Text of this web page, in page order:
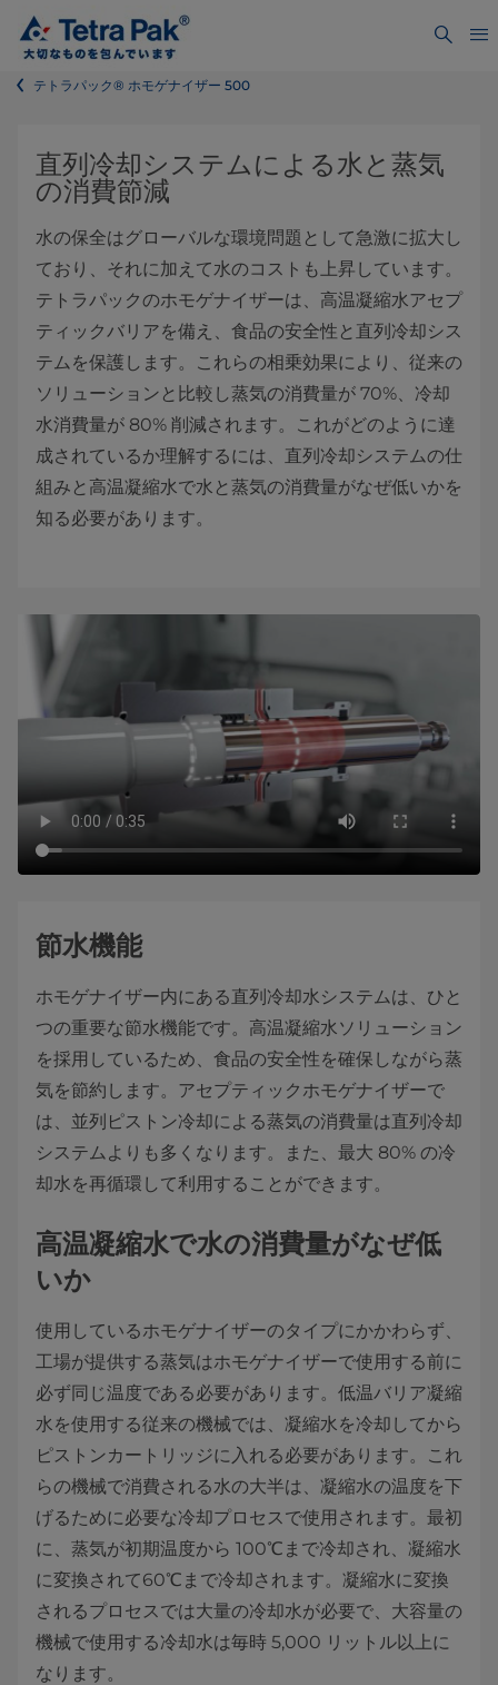
テトラパック® ホモゲナイザー 500
直列冷却システムによる水と蒸気
の消費節減
水の保全はグローバルな環境問題として急激に拡大し
ており、それに加えて水のコストも上昇しています。
テトラパックのホモゲナイザーは、高温凝縮水アセプ
ティックバリアを備え、食品の安全性と直列冷却シス
テムを保護します。これらの相乗効果により、従来の
ソリューションと比較し蒸気の消費量が 70%、冷却
水消費量が 80% 削減されます。これがどのように達
成されているか理解するには、直列冷却システムの仕
組みと高温凝縮水で水と蒸気の消費量がなぜ低いかを
知る必要があります。
節水機能
ホモゲナイザー内にある直列冷却水システムは、ひと
つの重要な節水機能です。高温凝縮水ソリューション
を採用しているため、食品の安全性を確保しながら蒸
気を節約します。アセプティックホモゲナイザーで
は、並列ピストン冷却による蒸気の消費量は直列冷却
システムよりも多くなります。また、最大 80% の冷
却水を再循環して利用することができます。
高温凝縮水で水の消費量がなぜ低
いか
使用しているホモゲナイザーのタイプにかかわらず、
工場が提供する蒸気はホモゲナイザーで使用する前に
必ず同じ温度である必要があります。低温バリア凝縮
水を使用する従来の機械では、凝縮水を冷却してから
ピストンカートリッジに入れる必要があります。これ
らの機械で消費される水の大半は、凝縮水の温度を下
げるために必要な冷却プロセスで使用されます。最初
に、蒸気が初期温度から 100℃まで冷却され、凝縮水
に変換されて60℃まで冷却されます。凝縮水に変換
されるプロセスでは大量の冷却水が必要で、大容量の
機械で使用する冷却水は毎時 5,000 リットル以上に
なります。